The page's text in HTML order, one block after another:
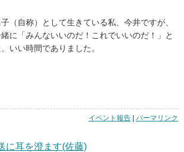
（自称）として生きている私、今井ですが、
に「みんないいのだ！これでいいのだ！」と
いい時間でありました。
イベント報告 | 「写
パーマリンク
に耳を澄ます(佐藤)